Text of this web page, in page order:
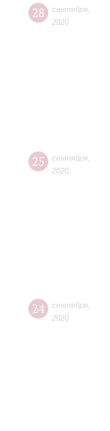
28 сентября
2020
25 сентября
2020
24 сентября
2020